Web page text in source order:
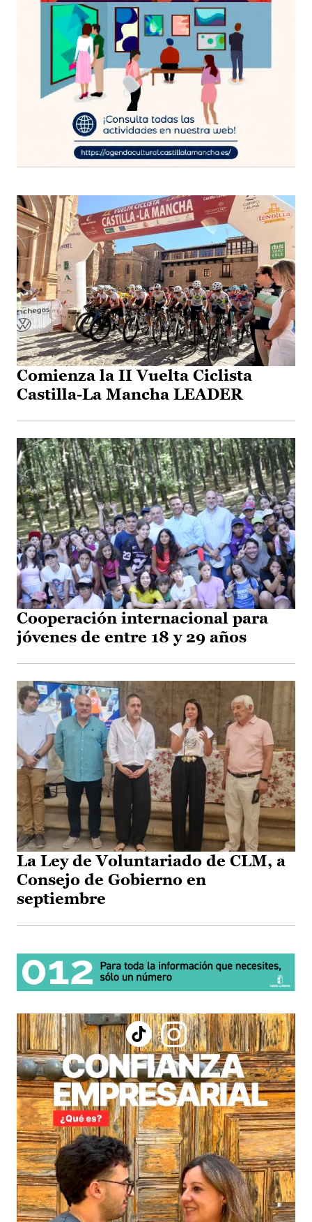
Comienza la II Vuelta Ciclista
Castilla-La Mancha LEADER
Cooperación internacional para
jóvenes de entre 18 y 29 años
La Ley de Voluntariado de CLM, a
Consejo de Gobierno en
septiembre